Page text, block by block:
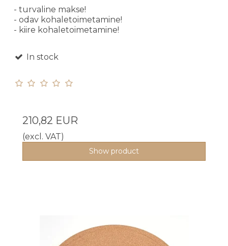
- turvaline makse!
- odav kohaletoimetamine!
- kiire kohaletoimetamine!
In stock
210,82 EUR
(excl. VAT)
Show product